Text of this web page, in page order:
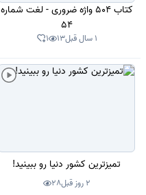
کتاب 504 واژه ضروری - لغت شماره
54
1 سال قبل 13
1
تمیزترین کشور دنیا رو ببینید!
2 روز قبل 28